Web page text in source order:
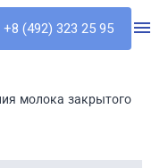
+8 (492) 323 25 95
молока закрытого